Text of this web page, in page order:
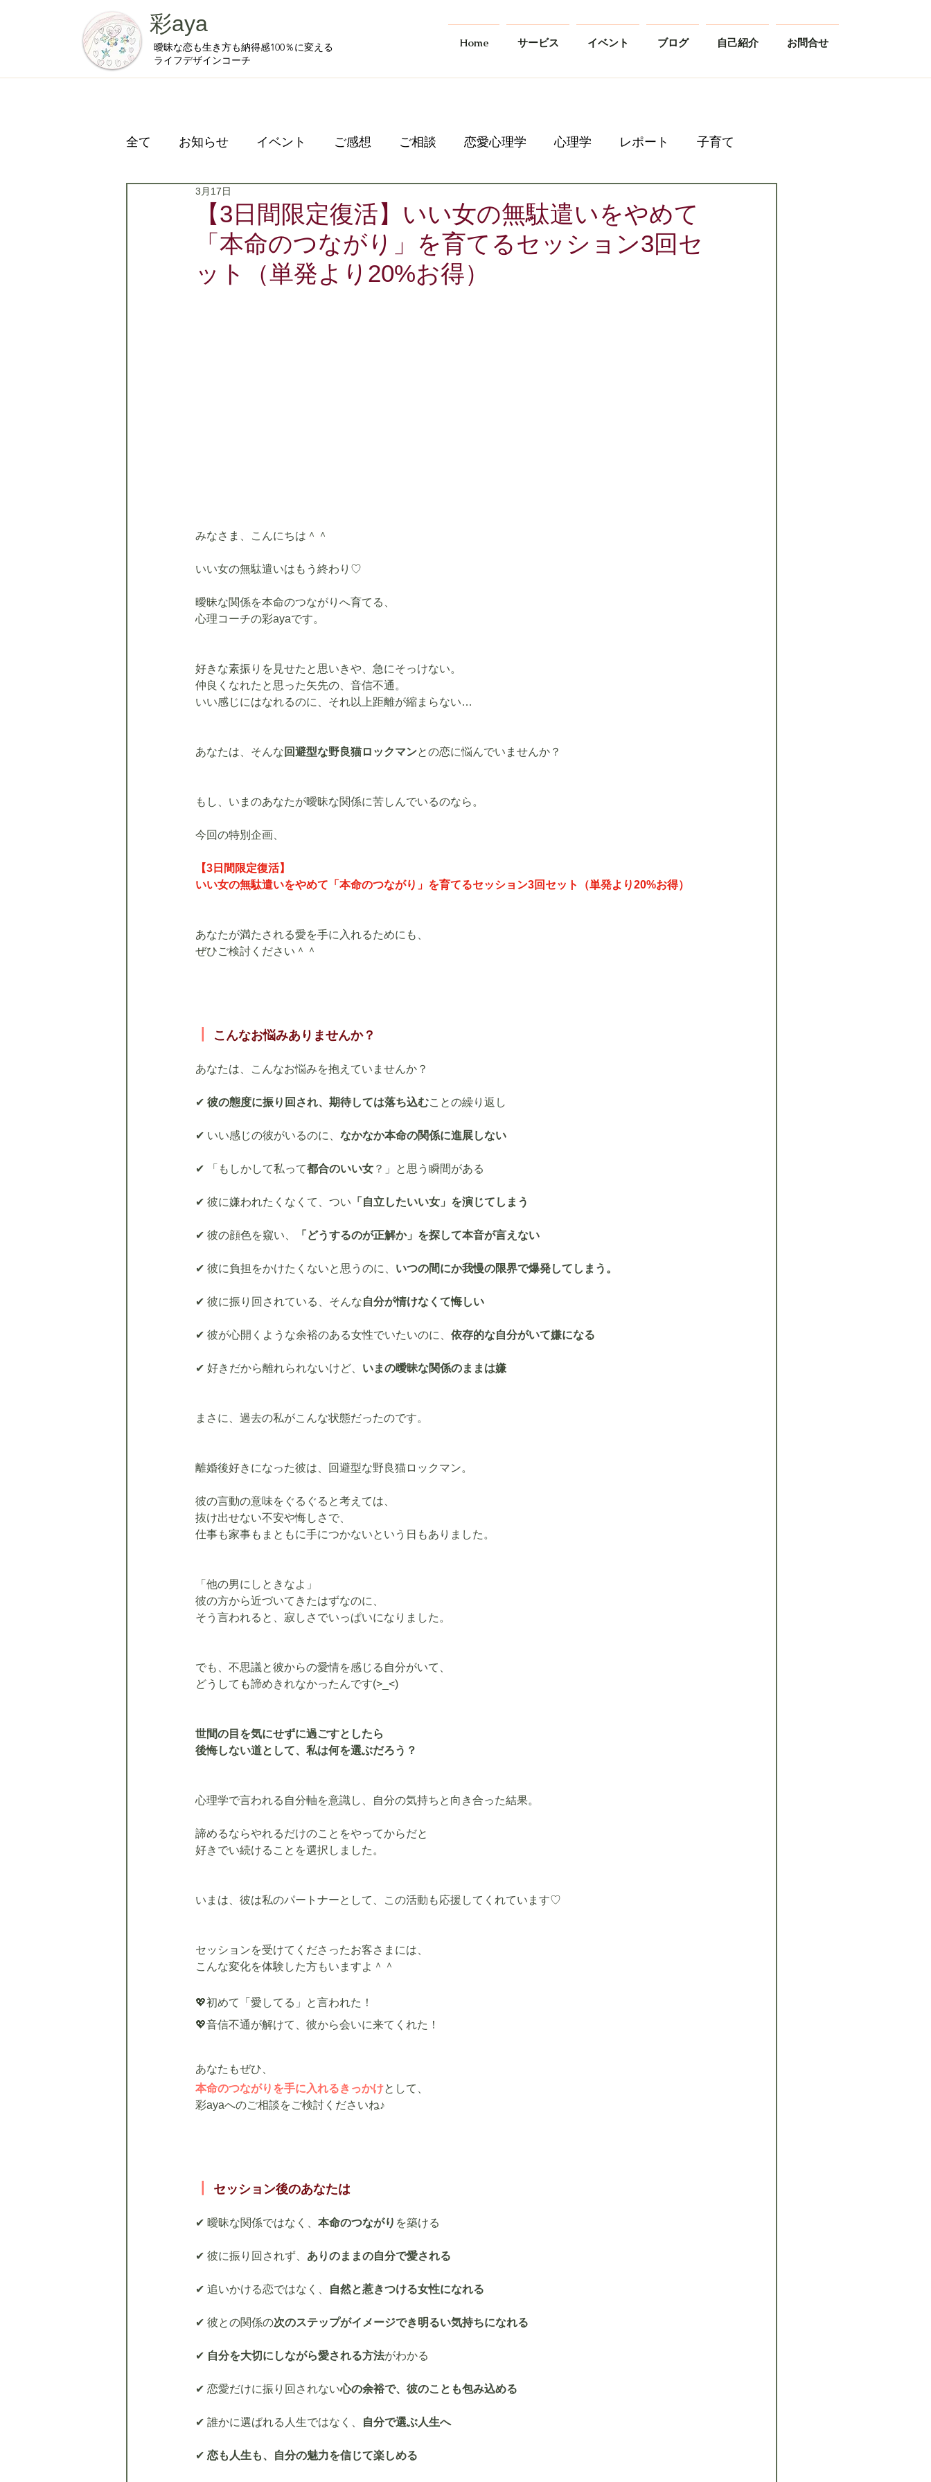
彩aya
曖昧な恋も生き方も納得感100％に変える
ライフデザインコーチ
Home サービス イベント ブログ 自己紹介 お問合せ
全て お知らせ イベント ご感想 ご相談 恋愛心理学 心理学 レポート 子育て
プライベート
【3日間限定復活】いい女の無駄遣いをやめて
「本命のつながり」を育てるセッション3回セ
ット（単発より20%お得）
3月17日
みなさま、こんにちは＾＾
いい女の無駄遣いはもう終わり♡
曖昧な関係を本命のつながりへ育てる、
心理コーチの彩ayaです。
好きな素振りを見せたと思いきや、急にそっけない。
仲良くなれたと思った矢先の、音信不通。
いい感じにはなれるのに、それ以上距離が縮まらない…
あなたは、そんな 回避型な野良猫ロックマンとの恋に悩んでいませんか？
もし、いまのあなたが曖昧な関係に苦しんでいるのなら。
今回の特別企画、
【3日間限定復活】
いい女の無駄遣いをやめて「本命のつながり」を育てるセッション3回セット（単発より20%お得）
あなたが満たされる愛を手に入れるためにも、
ぜひご検討ください＾＾
こんなお悩みありませんか？
あなたは、こんなお悩みを抱えていませんか？
✔ 彼の態度に振り回され、期待しては落ち込むことの繰り返し
✔ いい感じの彼がいるのに、 なかなか本命の関係に進展しない
✔ 「もしかして私って都合のいい女 ？」と思う瞬間がある
✔ 彼に嫌われたくなくて、つい 「自立したいい女」を演じてしまう
✔ 彼の顔色を窺い、 「どうするのが正解か」を探して本音が言えない
✔ 彼に負担をかけたくないと思うのに、 いつの間にか我慢の限界で爆発してしまう。
✔ 彼に振り回されている、そんな自分が情けなくて悔しい
✔ 彼が心開くような余裕のある女性でいたいのに、 依存的な自分がいて嫌になる
✔ 好きだから離れられないけど、 いまの曖昧な関係のままは嫌
まさに、過去の私がこんな状態だったのです。
離婚後好きになった彼は、回避型な野良猫ロックマン。
彼の言動の意味をぐるぐると考えては、
抜け出せない不安や悔しさで、
仕事も家事もまともに手につかないという日もありました。
「他の男にしときなよ」
彼の方から近づいてきたはずなのに、
そう言われると、寂しさでいっぱいになりました。
でも、​不思議と彼からの愛情を感じる自分がいて、
どうしても諦めきれなかったんです(>_<)
世間の目を気にせずに過ごすとしたら
後悔しない道として、私は何を選ぶだろう？
心理学で言われる自分軸を意識し、自分の気持ちと向き合った結果。
諦めるならやれるだけのことをやってからだと
好きでい続けることを選択しました。
いまは、彼は私のパートナーとして、この活動も応援してくれています♡
セッションを受けてくださったお客さまには、
こんな変化を体験した方もいますよ＾＾
💖初めて「愛してる」と言われた！
💖音信不通が解けて、彼から会いに来てくれた！
あなたもぜひ、
本命のつながりを手に入れるきっかけとして、
彩ayaへのご相談をご検討くださいね♪
セッション後のあなたは
✔ 曖昧な関係ではなく、 本命のつながり を築ける
✔ 彼に振り回されず、 ありのままの自分で愛される
✔ 追いかける恋ではなく、 自然と惹きつける女性になれる
✔ 彼との関係の次のステップがイメージでき明るい気持ちになれる
✔ 自分を大切にしながら愛される方法がわかる
✔ 恋愛だけに振り回されない心の余裕で、彼のことも包み込める
✔ 誰かに選ばれる人生ではなく、 自分で選ぶ人生へ
✔ 恋も人生も、自分の魅力を信じて楽しめる